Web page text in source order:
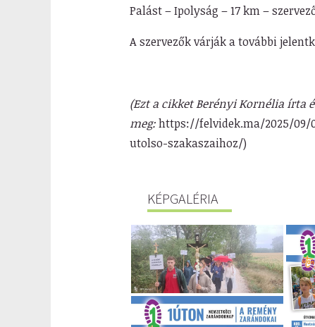
Palást – Ipolyság – 17 km –
A szervezők várják a további
(Ezt a cikket Berényi Kornélia írta
meg:https://felvidek.ma/2025/
utolso-szakaszaihoz/)
KÉPGALÉRIA